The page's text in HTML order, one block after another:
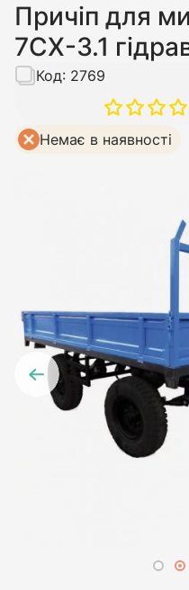
Причіп для
7СХ-3.1
Код: 2769
Немає в наявності